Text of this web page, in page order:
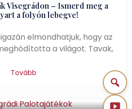
Visegrádon – Ismerd meg a
a folyón lebegve!
elmondhatjuk, hogy az
a világot. Tavak,
Tovább